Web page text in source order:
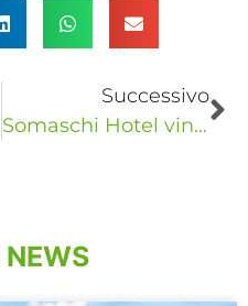
Successivo
Somaschi Hotel vince la puntata di “4 Hotel” di Bruno Barbieri su SKY
NEWS